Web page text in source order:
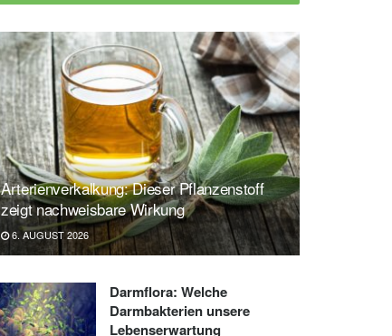
Arterienverkalkung: Dieser Pflanzenstoff
zeigt nachweisbare Wirkung
6. AUGUST 2026
Darmflora: Welche
Darmbakterien unsere
Lebenserwartung